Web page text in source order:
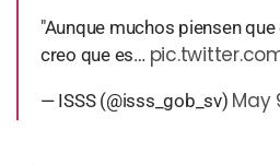
"Aunque muchos piensen
creo que es…
— ISSS (@isss_gob_sv) May